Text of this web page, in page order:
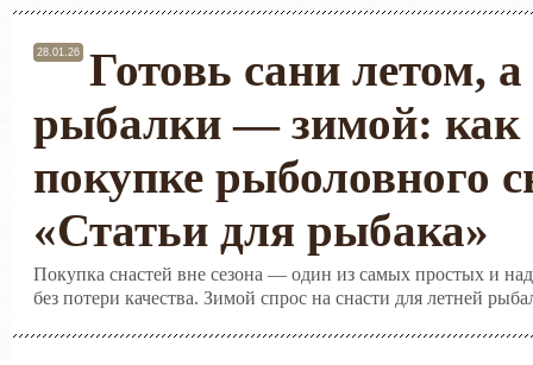
28.01.26
Готовь сани летом,
рыбалки — зимой: как
покупке рыболовного
«Статьи для рыбака»
Покупка снастей вне сезона — один из самых простых и
без потери качества. Зимой спрос на снасти для летней